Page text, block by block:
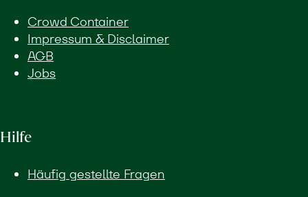
Crowd Container
Impressum & Disclaimer
AGB
Jobs
Hilfe
Häufig gestellte Fragen